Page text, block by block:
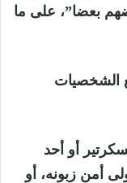
بعضا”، على ما
الشخصيات
أو أحد
أمن زبونه، أو